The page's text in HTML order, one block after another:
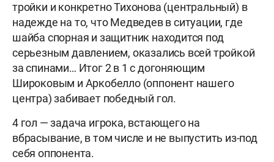
тройки и конкретно Тихонова (центральный) в
надежде на то, что Медведев в ситуации, где
шайба спорная и защитник находится под
серьезным давлением, оказались всей тройкой
за спинами… Итог 2 в 1 с догоняющим
Широковым и Аркобелло (оппонент нашего
центра) забивает победный гол.
4 гол — задача игрока, встающего на
вбрасывание, в том числе и не выпустить из-под
себя оппонента.